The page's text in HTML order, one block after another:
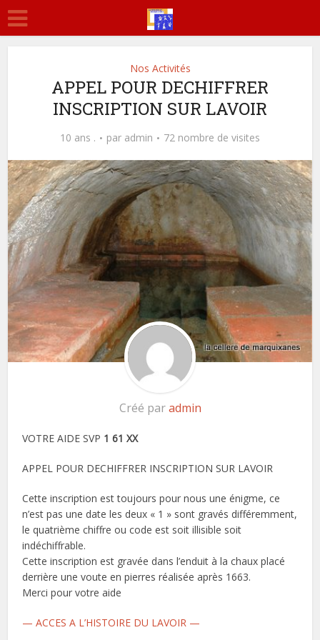
Nos Activités
APPEL POUR DECHIFFRER
INSCRIPTION SUR LAVOIR
10 ans . par admin 72 nombre de visites
Créé paradmin
VOTRE AIDE SVP 1 61 XX
APPEL POUR DECHIFFRER INSCRIPTION SUR LAVOIR
Cette inscription est toujours pour nous une énigme, ce
n’est pas une date les deux « 1 » sont gravés différemment,
le quatrième chiffre ou code est soit illisible soit
indéchiffrable.
Cette inscription est gravée dans l’enduit à la chaux placé
derrière une voute en pierres réalisée après 1663.
Merci pour votre aide
— ACCES A L’HISTOIRE DU LAVOIR —